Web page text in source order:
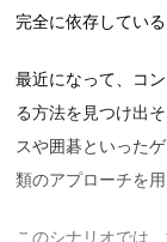
完全に依存している
最近になって、コ
る方法を見つけ出
スや囲碁といった
類のアプローチを用
このシナリオでは